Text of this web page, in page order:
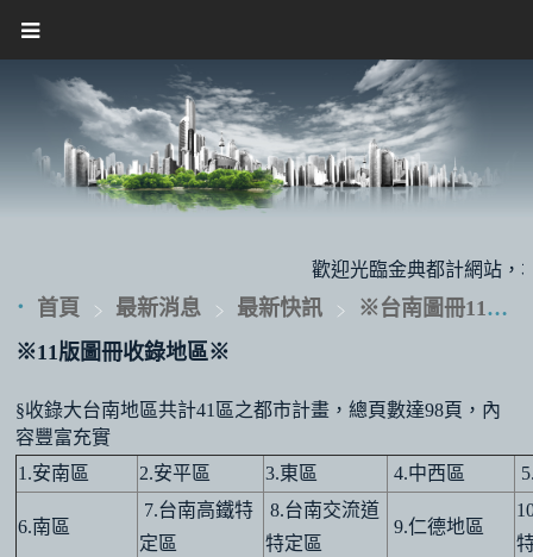
歡迎光臨金典都計網站，
首頁 最新消息 最新快訊
※台南圖冊11版內容快訊!!
※11版圖冊收錄地區※
§收錄大台南地區共計41區之都市計畫，總頁數達98頁，內
容豐富充實
1.安南區
2.安平區 3.東區 4.中西區
6.南區
7.台南高鐵特
定區
8.台南交流道
特定區
9.仁德地區